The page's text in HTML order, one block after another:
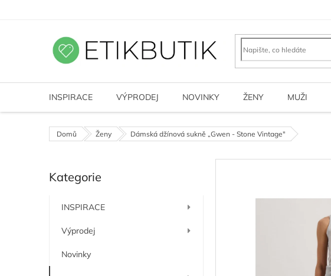
INSPIRACE VÝPRODEJ NOVINKY ŽENY MUŽI
Domů Ženy Dámská džínová sukně „Gwen - Stone Vintage"
o
í
Přeskočit
kategorie
Kategorie
INSPIRACE
Výprodej
Novinky